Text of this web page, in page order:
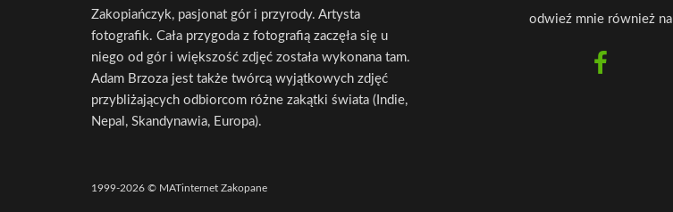
Zakopiańczyk, pasjonat gór i przyrody. Artysta
fotografik. Cała przygoda z fotografią zaczęła się u
niego od gór i większość zdjęć została wykonana tam.
Adam Brzoza jest także twórcą wyjątkowych zdjęć
przybliżających odbiorcom różne zakątki świata (Indie,
Nepal, Skandynawia, Europa).
odwieź mnie również na
1999-2026 © MATinternet Zakopane